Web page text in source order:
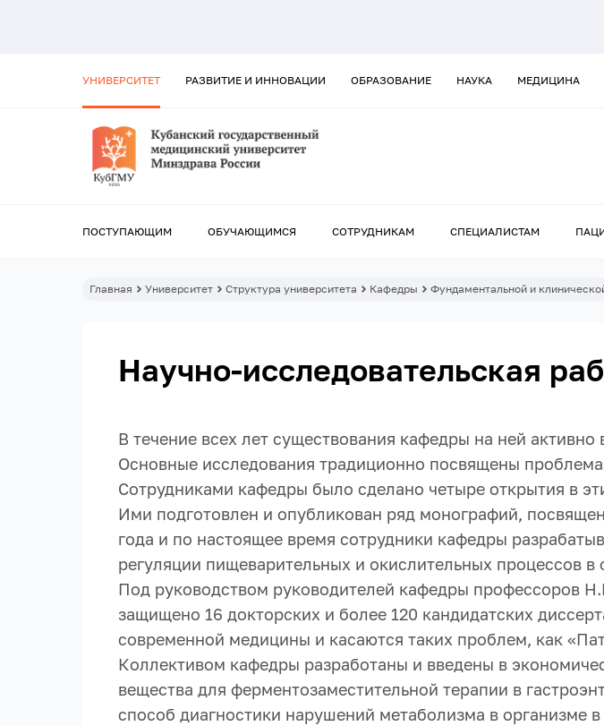
УНИВЕРСИТЕТ РАЗВИТИЕ И ИННОВАЦИИ ОБРАЗОВАНИЕ НАУКА МЕДИЦИНА
ПОСТУПАЮЩИМ ОБУЧАЮЩИМСЯ СОТРУДНИКАМ СПЕЦИАЛИСТАМ
Главная Университет Структура университета Кафедры Фундаментальной и
Научно-исследовательская
В течение всех лет существования кафедры на ней активно
Основные исследования традиционно посвящены
Сотрудниками кафедры было сделано четыре открытия в
Ими подготовлен и опубликован ряд монографий,
года и по настоящее время сотрудники кафедры
регуляции пищеварительных и окислительных процессов в
Под руководством руководителей кафедры профессоров
защищено 16 докторских и более 120 кандидатских
современной медицины и касаются таких проблем, как
Коллективом кафедры разработаны и введены в
вещества для ферментозаместительной терапии в
способ диагностики нарушений метаболизма в организме